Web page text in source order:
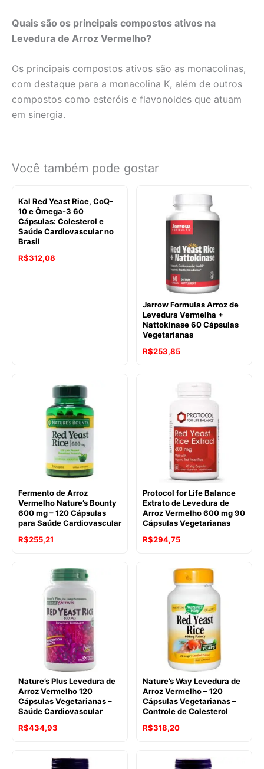
Quais são os principais compostos ativos na
Levedura de Arroz Vermelho?
Os principais compostos ativos são as monacolinas,
com destaque para a monacolina K, além de outros
compostos como esteróis e flavonoides que atuam
em sinergia.
Você também pode gostar
Kal Red Yeast Rice, CoQ-
10 e Ômega-3 60
Cápsulas: Colesterol e
Saúde Cardiovascular no
Brasil
R$312,08
Jarrow Formulas Arroz de
Levedura Vermelha +
Nattokinase 60 Cápsulas
Vegetarianas
R$253,85
Fermento de Arroz
Vermelho Nature’s Bounty
600 mg – 120 Cápsulas
para Saúde Cardiovascular
R$255,21
Protocol for Life Balance
Extrato de Levedura de
Arroz Vermelho 600 mg 90
Cápsulas Vegetarianas
R$294,75
Nature’s Plus Levedura de
Arroz Vermelho 120
Cápsulas Vegetarianas –
Saúde Cardiovascular
R$434,93
Nature’s Way Levedura de
Arroz Vermelho – 120
Cápsulas Vegetarianas –
Controle de Colesterol
R$318,20